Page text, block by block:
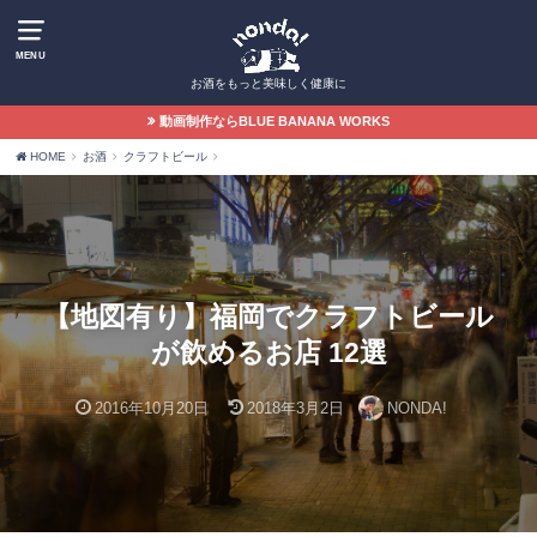
MENU
お酒をもっと美味しく健康に
動画制作ならBLUE BANANA WORKS
HOME お酒 クラフトビール
【地図有り】福岡でクラフトビール
が飲めるお店 12選
2016年10月20日 2018年3月2日 NONDA!